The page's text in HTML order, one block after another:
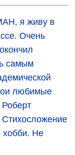
я живу в
Очень
самым
любимые
хобби. Не